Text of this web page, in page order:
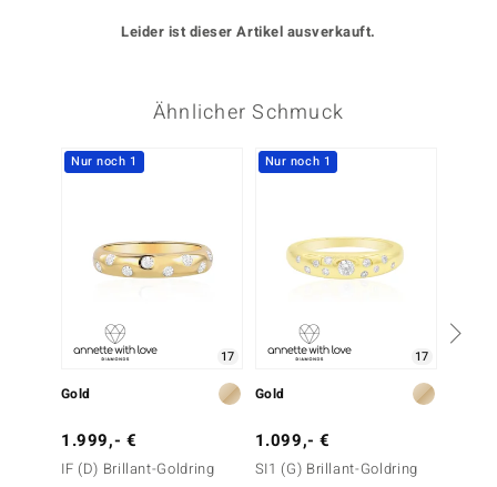
BY DE MELO
Leider ist dieser Artikel ausverkauft.
Ähnlicher Schmuck
Nur noch 1
17
Gold
1.999,- €
IF (D) Brillant-Goldring
Nur noch 1
17
Gold
1.099,- €
SI1 (G) Brillant-Goldring